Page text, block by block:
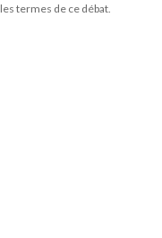
termes de ce débat.